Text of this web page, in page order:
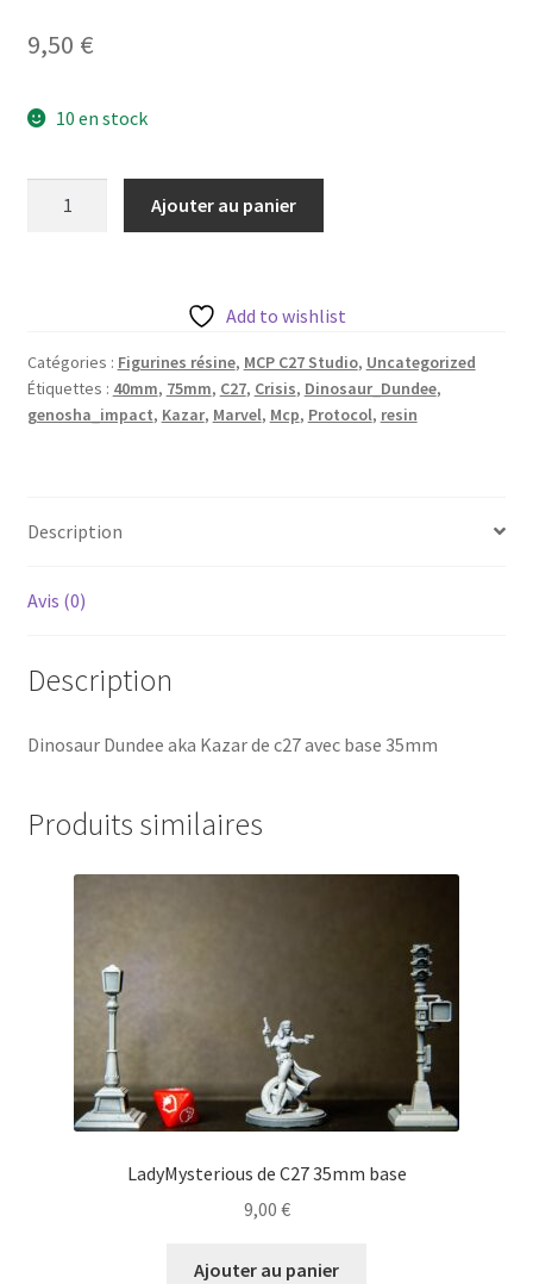
9,50 €
10 en stock
de
c27
avec
Ajouter au panier
Add to wishlist
Catégories : Figurines résine, MCP C27 Studio, Uncategorized
Étiquettes : 40mm, 75mm, C27, Crisis, Dinosaur_Dundee,
genosha_impact, Kazar, Marvel, Mcp, Protocol, resin
Description
Avis (0)
Description
Dinosaur Dundee aka Kazar de c27 avec base 35mm
Produits similaires
LadyMysterious de C27 35mm base
9,00 €
Ajouter au panier